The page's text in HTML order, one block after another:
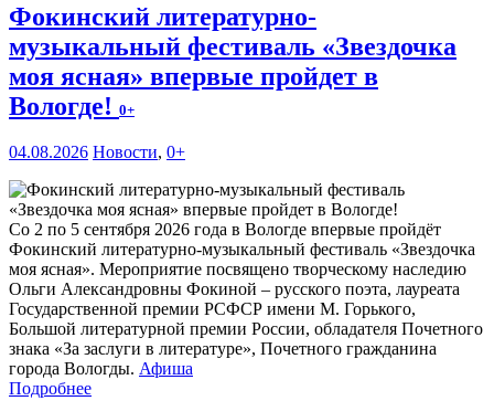
Фокинский литературно-
музыкальный фестиваль «Звездочка
моя ясная» впервые пройдет в
Вологде! 0+
04.08.2026 Новости, 0+
Со 2 по 5 сентября 2026 года в Вологде впервые пройдёт
Фокинский литературно-музыкальный фестиваль «Звездочка
моя ясная». Мероприятие посвящено творческому наследию
Ольги Александровны Фокиной – русского поэта, лауреата
Государственной премии РСФСР имени М. Горького,
Большой литературной премии России, обладателя Почетного
знака «За заслуги в литературе», Почетного гражданина
города Вологды. Афиша
Подробнее